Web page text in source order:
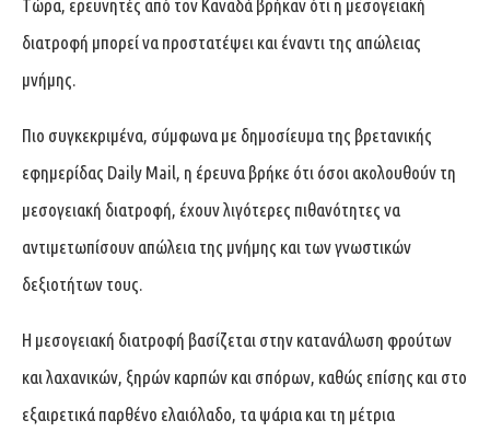
Τώρα, ερευνητές από τον Καναδά βρήκαν ότι η μεσογειακή
διατροφή μπορεί να προστατέψει και έναντι της απώλειας
μνήμης.
Πιο συγκεκριμένα, σύμφωνα με δημοσίευμα της βρετανικής
εφημερίδας Daily Mail, η έρευνα βρήκε ότι όσοι ακολουθούν τη
μεσογειακή διατροφή, έχουν λιγότερες πιθανότητες να
αντιμετωπίσουν απώλεια της μνήμης και των γνωστικών
δεξιοτήτων τους.
Η μεσογειακή διατροφή βασίζεται στην κατανάλωση φρούτων
και λαχανικών, ξηρών καρπών και σπόρων, καθώς επίσης και στο
εξαιρετικά παρθένο ελαιόλαδο, τα ψάρια και τη μέτρια